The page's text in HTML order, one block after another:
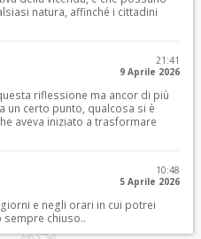
natura, affinché i cittadini
21:41
9 Aprile 2026
riflessione ma ancor di più
un certo punto, qualcosa si è
aveva iniziato a trasformare
10:48
5 Aprile 2026
e negli orari in cui potrei
chiuso..